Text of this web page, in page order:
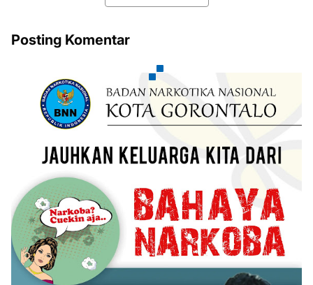
Posting Komentar